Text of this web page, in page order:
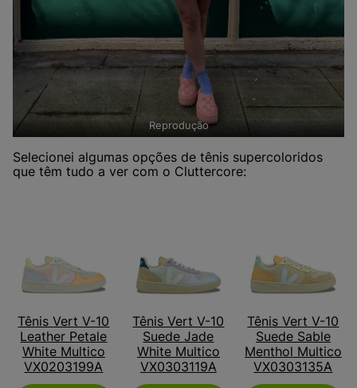
Reprodução
Selecionei algumas opções de tênis supercoloridos
que têm tudo a ver com o Cluttercore:
Tênis Vert V-10
Leather Petale
White Multico
VX0203199A
Tênis Vert V-10
Suede Jade
White Multico
VX0303119A
Tênis Vert V-10
Suede Sable
Menthol Multico
VX0303135A